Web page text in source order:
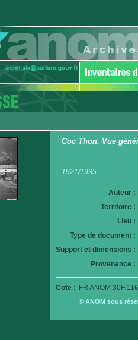
Coc Thon. Vue
1921/1935
Auteur :
Territoire :
Lieu :
Type de document :
Support et dimensions :
Provenance :
Cote : FR ANOM
© ANOM sous